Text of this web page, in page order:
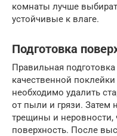
комнаты лучше
устойчивые к влаге.
Подготовка
Правильная
качественной
необходимо удалить
от пыли и грязи. Затем
трещины и неровности,
поверхность. После